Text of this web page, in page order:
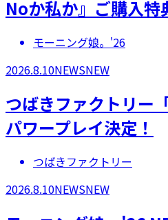
Noか私か』ご購入特
モーニング娘。'26
2026.8.10NEWSNEW
つばきファクトリー
パワープレイ決定！
つばきファクトリー
2026.8.10NEWSNEW